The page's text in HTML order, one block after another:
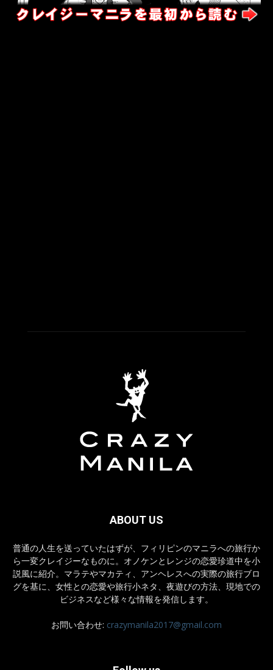
ABOUT US
普通の人生を送っていたはずが、フィリピンのマニラへの旅行か
ら一変クレイジーなものに。オノケンとレンジの恋愛珍道中を小
説風に紹介。マラテやマカティ、アンヘレスへの実際の旅行ブロ
グを基に、女性との恋愛や旅行小ネタ、夜遊びの方法、現地での
ビジネスなど様々な情報を発信します。
お問い合わせ: crazymanila2017@gmail.com